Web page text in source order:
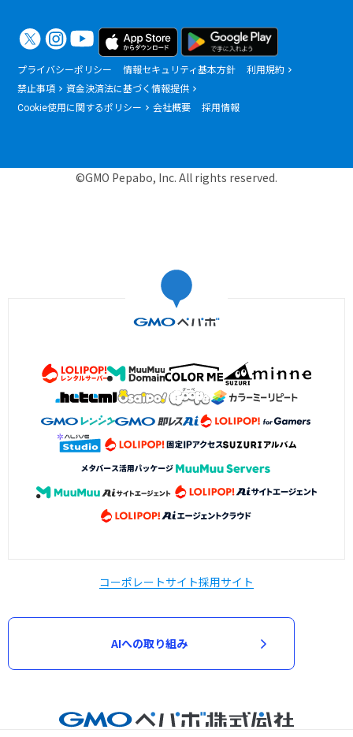
プライバシーポリシー 情報セキュリティ基本方針
利用規約
禁止事項
資金決済法に基づく情報提供
Cookie使用に関するポリシー
会社概要 採用情報
©GMO Pepabo, Inc. All rights reserved.
コーポレートサイト採用サイト
AIへの取り組み